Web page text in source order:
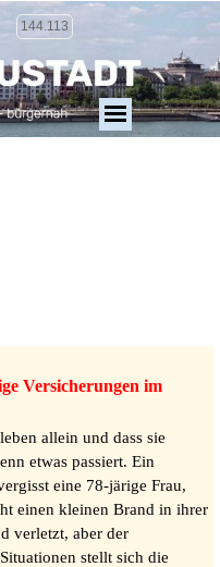
144.113
Versicherungen im
allein und dass sie
etwas passiert. Ein
eine 78-järige Frau,
einen kleinen Brand in ihrer
verletzt, aber der
stellt sich die